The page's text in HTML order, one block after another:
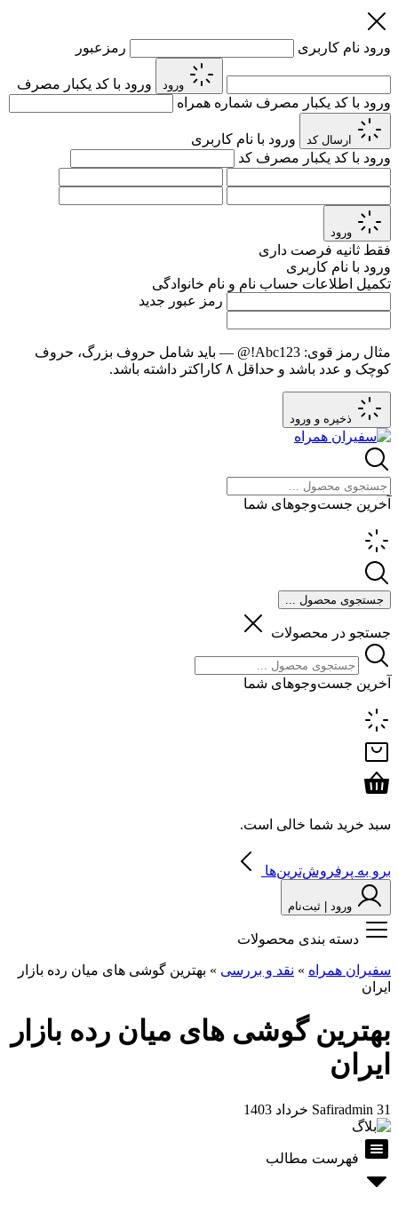
ورود نام کاربری رمزعبور
ورود
ورود با کد یکبار مصرف
ورود با کد یکبار مصرف شماره همراه
ارسال کد
ورود با نام کاربری
ورود با کد یکبار مصرف کد
ورود
فقط ثانیه فرصت داری
ورود با نام کاربری
تکمیل اطلاعات حساب نام و نام خانوادگی
رمز عبور جدید
مثال رمز قوی: Abc123!@
— باید شامل حروف بزرگ، حروف
کوچک و عدد باشد و حداقل ۸ کاراکتر داشته باشد.
ذخیره و ورود
آخرین جست‌وجوهای شما
جستجوی محصول ...
جستجو در محصولات
آخرین جست‌وجوهای شما
سبد خرید شما خالی است.
برو به پرفروش‌ترین‌ها
ورود | ثبت‌نام
دسته بندی محصولات
سفیران همراه » نقد و بررسی » بهترین گوشی های میان رده بازار
ایران
بهترین گوشی های میان رده بازار
ایران
Safiradmin 31 خرداد 1403
فهرست مطالب